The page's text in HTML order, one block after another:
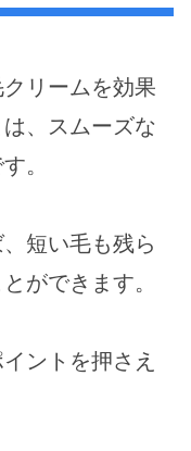
リームを効果
、スムーズな
。
短い毛も残ら
ができます。
ントを押さえ